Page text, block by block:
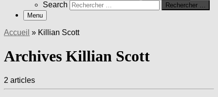
Search
Rechercher …
Menu
Accueil » Killian Scott
Archives Killian Scott
2 articles